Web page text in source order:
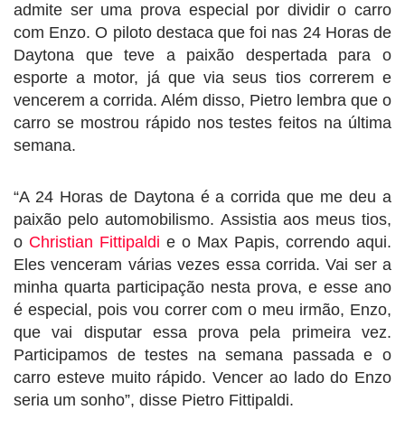
admite ser uma prova especial por dividir o carro
com Enzo. O piloto destaca que foi nas 24 Horas de
Daytona que teve a paixão despertada para o
esporte a motor, já que via seus tios correrem e
vencerem a corrida. Além disso, Pietro lembra que o
carro se mostrou rápido nos testes feitos na última
semana.
“A 24 Horas de Daytona é a corrida que me deu a
paixão pelo automobilismo. Assistia aos meus tios,
o Christian Fittipaldi e o Max Papis, correndo aqui.
Eles venceram várias vezes essa corrida. Vai ser a
minha quarta participação nesta prova, e esse ano
é especial, pois vou correr com o meu irmão, Enzo,
que vai disputar essa prova pela primeira vez.
Participamos de testes na semana passada e o
carro esteve muito rápido. Vencer ao lado do Enzo
seria um sonho”, disse Pietro Fittipaldi.